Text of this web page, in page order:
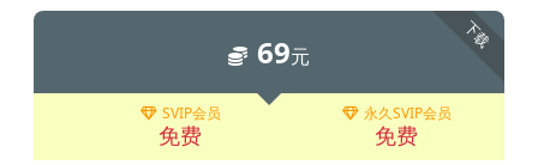
下载
69元
SVIP会员
免费
永久SVIP会员
免费